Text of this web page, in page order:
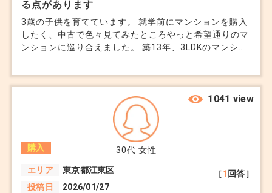
る点があります
3歳の子供を育てています。 就学前にマンションを購入
したく、中古で色々見てみたところやっと希望通りのマ
ンションに巡り合えました。 築13年、3LDKのマンショ
なっているのが、前の住人（売主）が2年で退去してい
るという点です。 不動産会社経由で理由を聞くと家庭
の事情、との事で深くは聞きませんでしたが、気になっ
たので調べてみると築13年で居住者が3回変わっていま
した。我が家が買ったら4世帯目になります。 何か住み
にくい事情があるのか？と不安になっています。 不動
産会社に聞いても「特に告知義務のあるようなトラブル
はありません」としか言われませんでした。 築13年で
分譲マンションの居住者が3回変わっているのは普通で
30代 女性
購入
エリア
東京都江東区
投稿日
2026/01/27
［1 回答］
1041 view